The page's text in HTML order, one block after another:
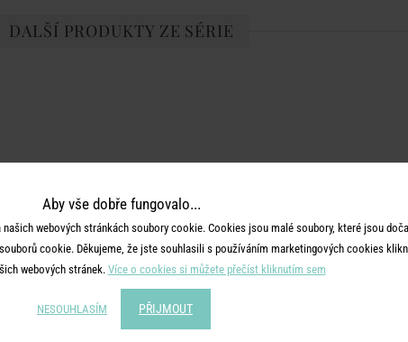
DALŠÍ PRODUKTY ZE SÉRIE
Aby vše dobře fungovalo...
webových stránkách soubory cookie. Cookies jsou malé soubory, které jsou
cookie. Děkujeme, že jste souhlasili s používáním marketingových cookies
webových stránek. Více o cookies si můžete přečíst kliknutím sem
NESOUHLASÍM PŘIJMOUT